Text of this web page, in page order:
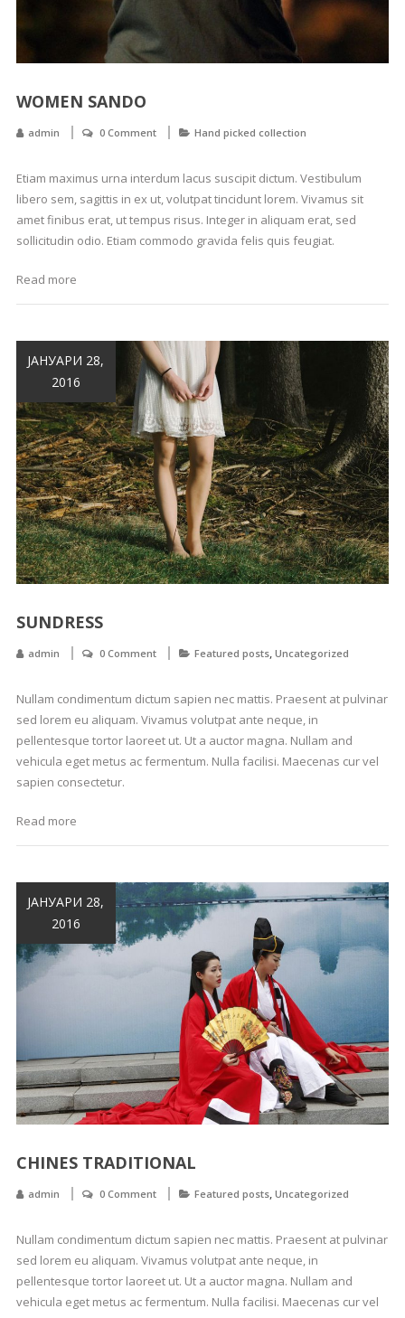
WOMEN SANDO
admin 0 Comment Hand picked collection
Etiam maximus urna interdum lacus suscipit dictum. Vestibulum
libero sem, sagittis in ex ut, volutpat tincidunt lorem. Vivamus sit
amet finibus erat, ut tempus risus. Integer in aliquam erat, sed
sollicitudin odio. Etiam commodo gravida felis quis feugiat.
Read more
ЈАНУАРИ 28,
2016
SUNDRESS
admin 0 Comment Featured posts, Uncategorized
Nullam condimentum dictum sapien nec mattis. Praesent at pulvinar
sed lorem eu aliquam. Vivamus volutpat ante neque, in
pellentesque tortor laoreet ut. Ut a auctor magna. Nullam and
vehicula eget metus ac fermentum. Nulla facilisi. Maecenas cur vel
sapien consectetur.
Read more
ЈАНУАРИ 28,
2016
CHINES TRADITIONAL
admin 0 Comment Featured posts, Uncategorized
Nullam condimentum dictum sapien nec mattis. Praesent at pulvinar
sed lorem eu aliquam. Vivamus volutpat ante neque, in
pellentesque tortor laoreet ut. Ut a auctor magna. Nullam and
vehicula eget metus ac fermentum. Nulla facilisi. Maecenas cur vel